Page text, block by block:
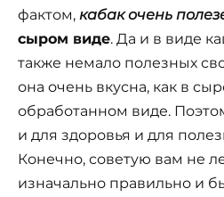
фактом, кабак очень
сыром виде. Да и в виде
также немало полезных
она очень вкусна, как в
обработанном виде.
и для здоровья и для
Конечно, советую вам не
изначально правильно и